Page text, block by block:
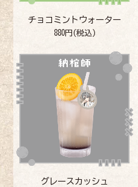
チョコミントウォーター
880円(税込)
グレースカッシュ